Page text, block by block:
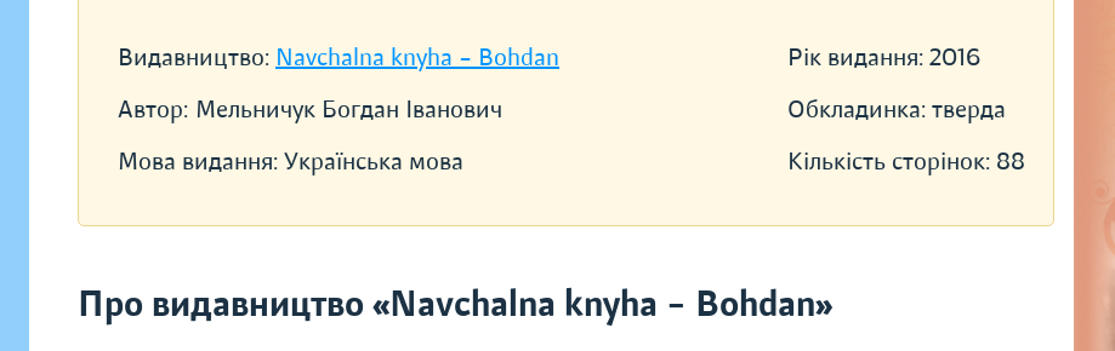
Видавництво: Navchalna knyha – Bohdan
Автор: Мельничук Богдан Іванович
Мова видання: Українська мова
Рік видання: 2016
Обкладинка: тверда
Кількість сторінок: 88
Про видавництво «Navchalna knyha – Bohdan»